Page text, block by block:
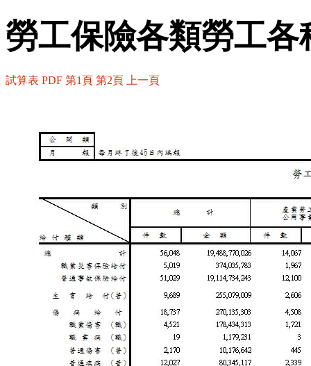
勞工保險各類勞工
試算表 PDF 第1頁 第2頁 上一頁